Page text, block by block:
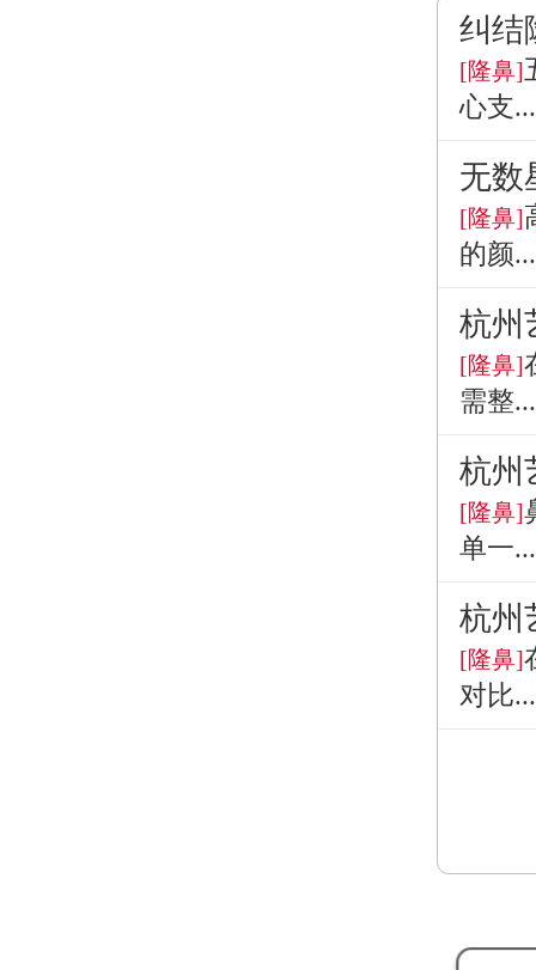
纠结
[隆鼻]
心支...
无数
[隆鼻]
的颜...
杭州
[隆鼻]
需整...
杭州
[隆鼻]
单一...
杭州
[隆鼻]
对比...